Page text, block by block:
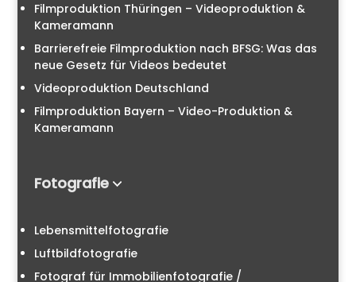
Filmproduktion Thüringen – Videoproduktion &
Kameramann
Barrierefreie Filmproduktion nach BFSG: Was das
neue Gesetz für Videos bedeutet
Videoproduktion Deutschland
Filmproduktion Bayern – Video-Produktion &
Kameramann
Fotografie
Lebensmittelfotografie
Luftbildfotografie
Fotograf für Immobilienfotografie /